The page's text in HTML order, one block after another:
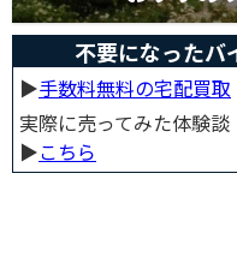
不要になったバ
▶︎手数料無料の宅配買取
実際に売ってみた体験談
▶︎こちら